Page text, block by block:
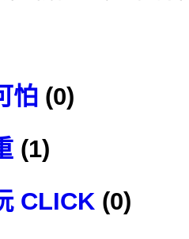
怕 (0)
(1)
CLICK (0)